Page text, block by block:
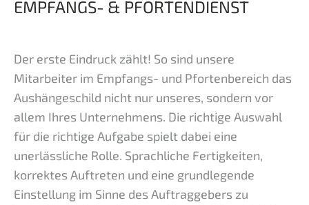
EMPFANGS- & PFORTENDIENST
Der erste Eindruck zählt! So sind unsere
Mitarbeiter im Empfangs- und Pfortenbereich das
Aushängeschild nicht nur unseres, sondern vor
allem Ihres Unternehmens. Die richtige Auswahl
für die richtige Aufgabe spielt dabei eine
unerlässliche Rolle. Sprachliche Fertigkeiten,
korrektes Auftreten und eine grundlegende
Einstellung im Sinne des Auftraggebers zu